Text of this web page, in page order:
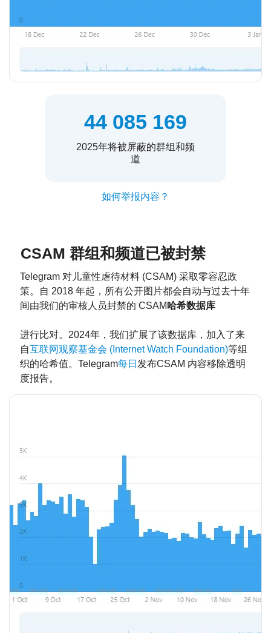
44 085 169
2025年将被屏蔽的群组和频
道
如何举报内容？
CSAM 群组和频道已被封禁
Telegram 对儿童性虐待材料 (CSAM) 采取零容忍政
策。自 2018 年起，所有公开图片都会自动与过去十年
间由我们的审核人员封禁的 CSAM哈希数据库
进行比对。2024年，我们扩展了该数据库，加入了来
自互联网观察基金会 (Internet Watch Foundation)等组
织的哈希值。Telegram每日 发布CSAM 内容移除透明
度报告。